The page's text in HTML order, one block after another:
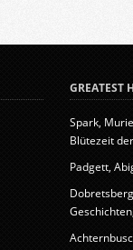
GREATEST
Spark,
Blütezeit
Padgett,